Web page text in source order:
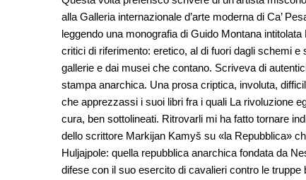
alla Galleria internazionale d’arte moderna di Ca’
leggendo una monografia di Guido Montana
critici di riferimento: eretico, al di fuori dagli schemi
gallerie e dai musei che contano. Scriveva di
stampa anarchica. Una prosa criptica, involuta,
che apprezzassi i suoi libri fra i quali La rivoluzione
cura, ben sottolineati. Ritrovarli mi ha fatto tornare
dello scrittore Markijan Kamyš su «la Repubblica»
Huljajpole: quella repubblica anarchica fondata da
difese con il suo esercito di cavalieri contro le